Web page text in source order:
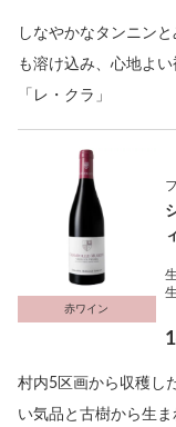
しなやかなタンニン
も溶け込み、心地よ
「レ・クラ」
赤ワイン
村内5区画から収穫し
い気品と古樹から生